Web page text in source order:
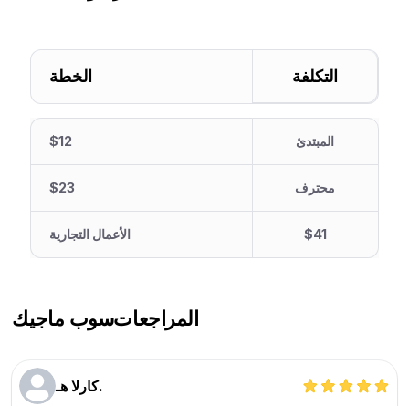
الخطة التكلفة
$12 المبتدئ
$23 محترف
الأعمال التجارية $41
سوب ماجيكالمراجعات
كارلا هـ.